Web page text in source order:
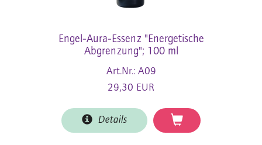
Engel-Aura-Essenz "Energetische
Abgrenzung"; 100 ml
Art.Nr.: A09
29,30 EUR
Details